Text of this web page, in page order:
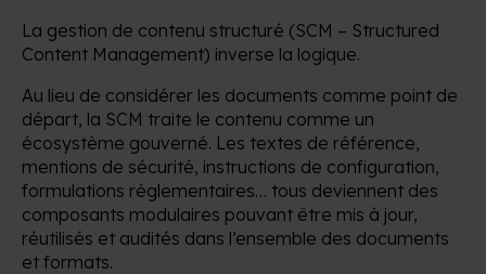
La gestion de contenu structuré (SCM – Structured
Content Management) inverse la logique.
Au lieu de considérer les documents comme point de
départ, la SCM traite le contenu comme un
écosystème gouverné. Les textes de référence,
mentions de sécurité, instructions de configuration,
formulations réglementaires… tous deviennent des
composants modulaires pouvant être mis à jour,
réutilisés et audités dans l’ensemble des documents
et formats.